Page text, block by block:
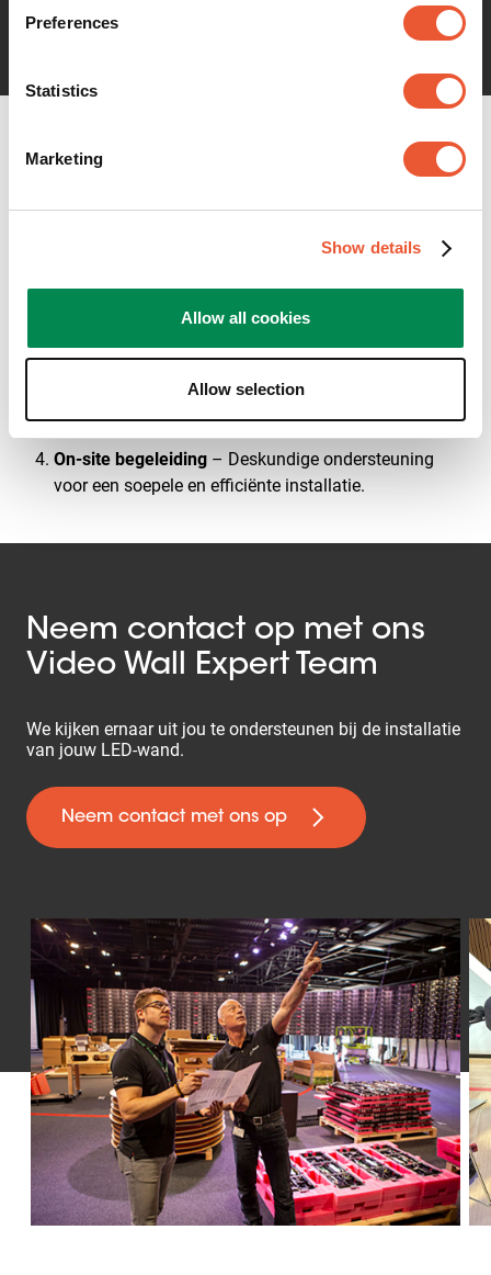
Preferences
Statistics
Marketing
Show details
Allow all cookies
Allow selection
Waarom kiezen voor
– Professionele begeleiding op
Technische ondersteuning– Hulp bij berekeningen,
tekeningen en montage-oplossingen.
Locatie-inspectie– Identificatie van mogelijke
uitdagingen voordat de installatie begint.
On-site begeleiding – Deskundige ondersteuning
voor een soepele en efficiënte installatie.
Neem contact op met ons
Video Wall Expert Team
We kijken ernaar uit jou te ondersteunen bij de installatie
van jouw LED-wand.
Neem contact met ons op
Slide 1 of 5